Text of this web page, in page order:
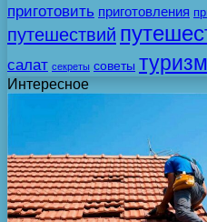
приготовить приготовления
путешествий
салат секреты советы туризм
Интересное